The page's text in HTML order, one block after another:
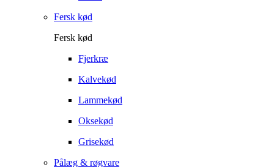
Fersk kød
Fersk kød
Fjerkræ
Kalvekød
Lammekød
Oksekød
Grisekød
Pålæg & røgvare